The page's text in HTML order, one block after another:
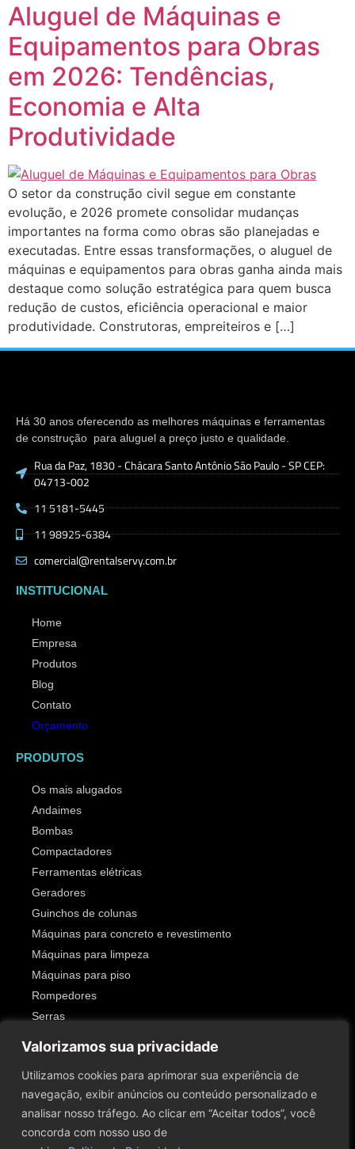
Valorizamos sua privacidade
Utilizamos cookies para aprimorar sua experiência de
navegação, exibir anúncios ou conteúdo personalizado e
analisar nosso tráfego. Ao clicar em “Aceitar todos”, você
concorda com nosso uso de
Aluguel de Máquinas e
Equipamentos para Obras
em 2026: Tendências,
Economia e Alta
Produtividade
O setor da construção civil segue em constante
evolução, e 2026 promete consolidar mudanças
importantes na forma como obras são planejadas e
executadas. Entre essas transformações, o aluguel de
máquinas e equipamentos para obras ganha ainda mais
destaque como solução estratégica para quem busca
redução de custos, eficiência operacional e maior
produtividade. Construtoras, empreiteiros e […]
Há 30 anos oferecendo as melhores máquinas e ferramentas
de construção para aluguel a preço justo e qualidade.
Rua da Paz, 1830 - Chácara Santo Antônio São Paulo - SP CEP:
04713-002
11 5181-5445
11 98925-6384
comercial@rentalservy.com.br
INSTITUCIONAL
Home
Empresa
Produtos
Blog
Contato
Orçamento
PRODUTOS
Os mais alugados
Andaimes
Bombas
Compactadores
Ferramentas elétricas
Geradores
Guinchos de colunas
Máquinas para concreto e revestimento
Máquinas para limpeza
Máquinas para piso
Rompedores
Serras
SIGA-NOS!